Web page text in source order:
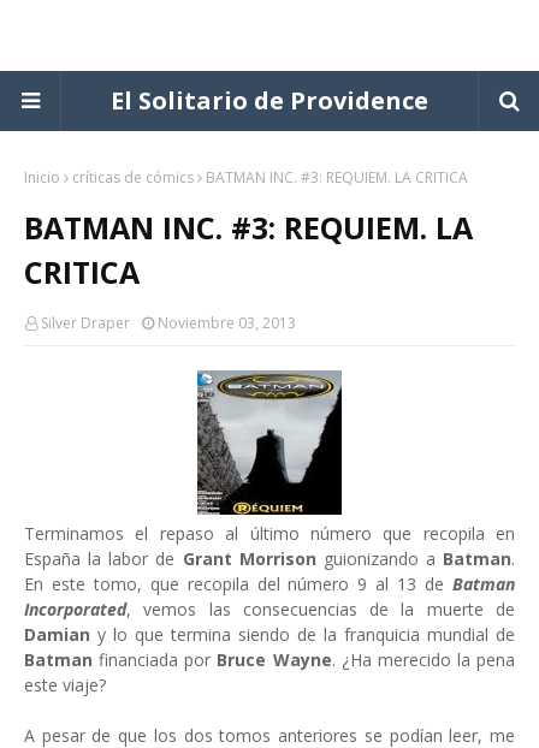
El Solitario de Providence
Inicio críticas de cómics BATMAN INC. #3: REQUIEM. LA CRITICA
BATMAN INC. #3: REQUIEM. LA
CRITICA
Silver Draper Noviembre 03, 2013
Terminamos el repaso al último número que recopila en
España la labor de Grant Morrison guionizando a Batman.
En este tomo, que recopila del número 9 al 13 de Batman
Incorporated, vemos las consecuencias de la muerte de
Damian y lo que termina siendo de la franquicia mundial de
Batman financiada por Bruce Wayne. ¿Ha merecido la pena
este viaje?
A pesar de que los dos tomos anteriores se podían leer, me